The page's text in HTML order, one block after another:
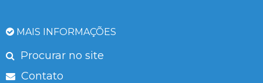
MAIS INFORMAÇÕES
Procurar no site
Contato